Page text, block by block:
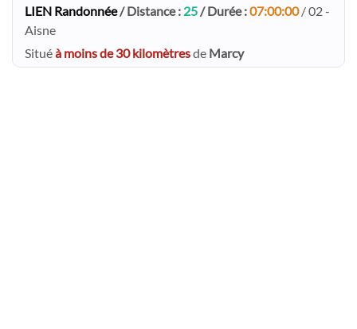
LIEN Randonnée/ Distance : 25/ Durée :07:00:00/ 02 -
Aisne
Situéà moins de 30 kilomètresde Marcy